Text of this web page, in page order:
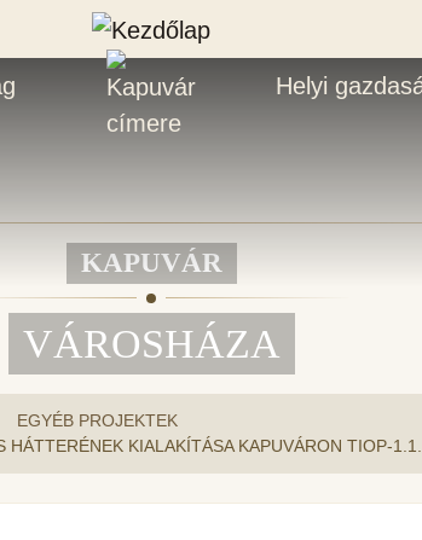
Helyi
KAPUVÁR
VÁROSHÁZA
EGYÉB PROJEKTEK
KIALAKÍTÁSA KAPUVÁRON TIOP-